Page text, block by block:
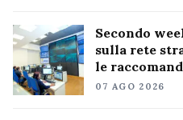
Secondo
sulla rete
le
07 AGO 2026